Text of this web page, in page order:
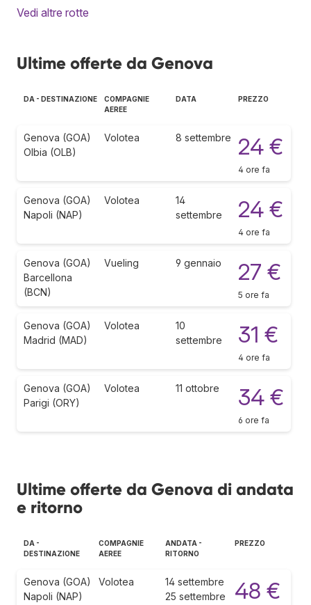
Vedi altre rotte
Ultime offerte da Genova
DA - DESTINAZIONE
COMPAGNIE
AEREE
DATA PREZZO
Genova (GOA)
Olbia (OLB)
Volotea 8 settembre 24 €
4 ore fa
Genova (GOA)
Napoli (NAP)
Volotea
14
settembre
24 €
4 ore fa
Genova (GOA)
Barcellona
(BCN)
Vueling 9 gennaio 27 €
5 ore fa
Genova (GOA)
Madrid (MAD)
Volotea
10
settembre
31 €
4 ore fa
Genova (GOA)
Parigi (ORY)
Volotea 11 ottobre 34 €
6 ore fa
Ultime offerte da Genova di andata
e ritorno
DA -
DESTINAZIONE
COMPAGNIE
AEREE
ANDATA -
RITORNO
PREZZO
Genova (GOA)
Napoli (NAP)
Volotea
14 settembre
25 settembre
48 €